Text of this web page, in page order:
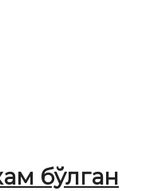
бўлган